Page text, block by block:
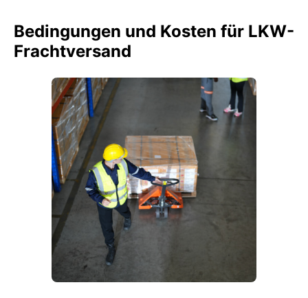
Bedingungen und Kosten für LKW-
Frachtversand